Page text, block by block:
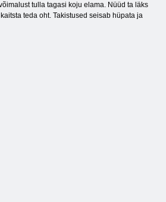
tulla tagasi koju elama. Nüüd ta läks
teda oht. Takistused seisab hüpata ja